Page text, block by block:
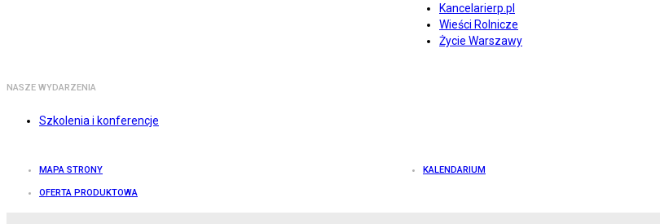
Kancelarierp.pl
Wieści Rolnicze
Życie Warszawy
NASZE WYDARZENIA
Szkolenia i konferencje
MAPA STRONY KALENDARIUM
OFERTA PRODUKTOWA